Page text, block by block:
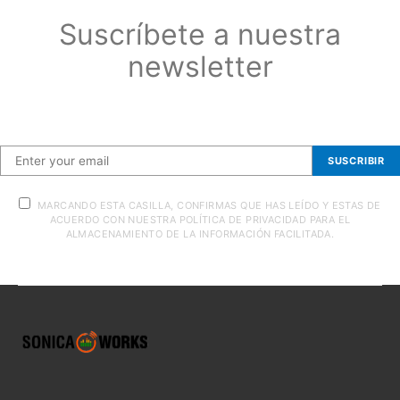
Suscríbete a nuestra
newsletter
SUSCRIBIR
MARCANDO ESTA CASILLA, CONFIRMAS QUE HAS LEÍDO Y ESTAS DE
ACUERDO CON NUESTRA POLÍTICA DE PRIVACIDAD PARA EL
ALMACENAMIENTO DE LA INFORMACIÓN FACILITADA.